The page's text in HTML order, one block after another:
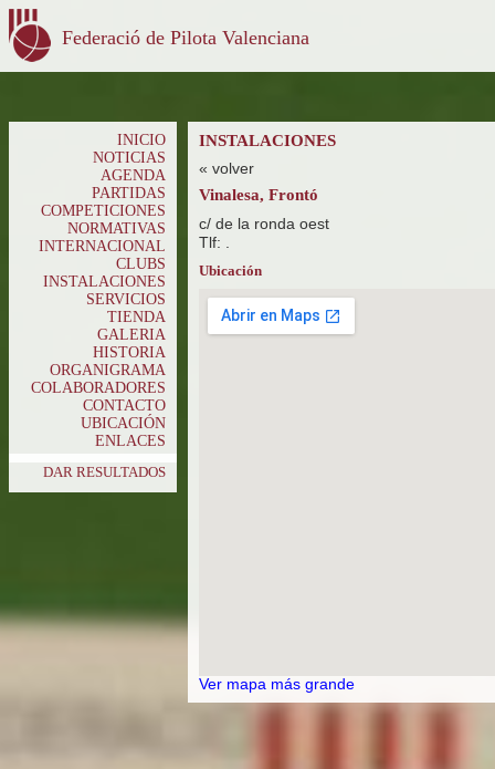
Federació de Pilota Valenciana
INICIO
NOTICIAS
AGENDA
PARTIDAS
COMPETICIONES
NORMATIVAS
INTERNACIONAL
CLUBS
INSTALACIONES
SERVICIOS
TIENDA
GALERIA
HISTORIA
ORGANIGRAMA
COLABORADORES
CONTACTO
UBICACIÓN
ENLACES
DAR RESULTADOS
INSTALACIONES
« volver
Vinalesa, Frontó
c/ de la ronda oest
Tlf: .
Ubicación
Ver mapa más grande